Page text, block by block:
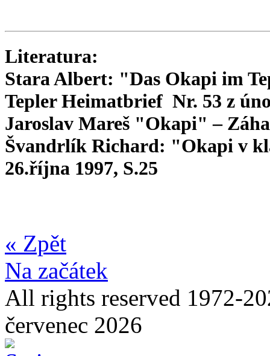
Literatura:
Stara Albert: "Das Okapi im
Tepler Heimatbrief Nr. 53 z
Jaroslav Mareš "Okapi" –
Švandrlík Richard: "Okapi v
26.října 1997, S.25
« Zpět
Na začátek
All rights reserved 1972-
červenec 2026